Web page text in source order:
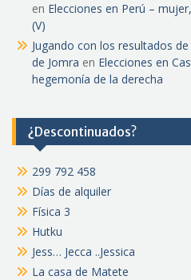
en Elecciones en Perú –
(V)
Jugando con los resultados
de Jomra en Elecciones en
hegemonía de la derecha
¿Descontinuados?
299 792 458
Días de alquiler
Física 3
Hutku
Jess… Jecca ..Jessica
La casa de Matete